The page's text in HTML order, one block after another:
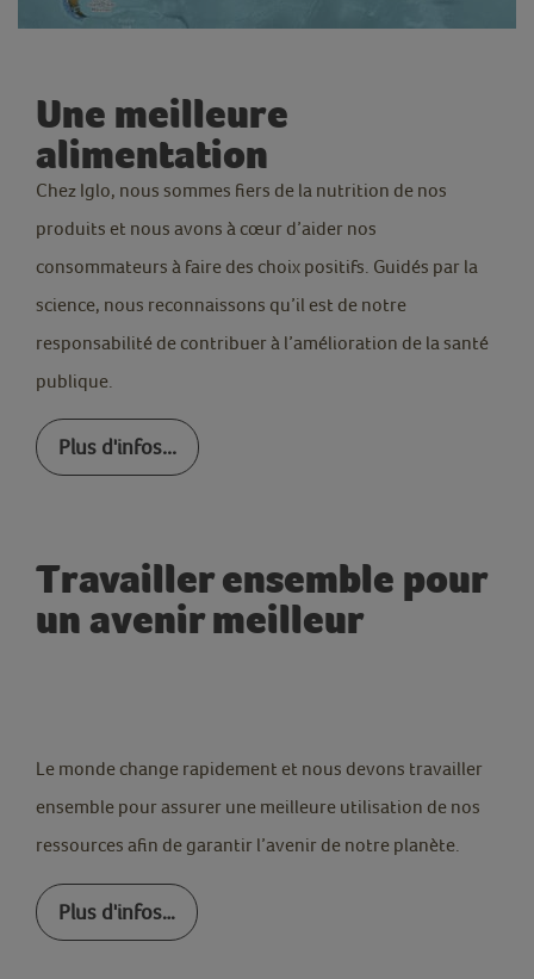
Travailler ensemble pour
un avenir meilleur
Le monde change rapidement et nous devons travailler
ensemble pour assurer une meilleure utilisation de nos
ressources afin de garantir l’avenir de notre planète.
Plus d'infos…
Une meilleure
alimentation
Chez Iglo, nous sommes fiers de la nutrition de nos
produits et nous avons à cœur d’aider nos
consommateurs à faire des choix positifs. Guidés par la
science, nous reconnaissons qu’il est de notre
responsabilité de contribuer à l’amélioration de la santé
publique.
Plus d'infos...